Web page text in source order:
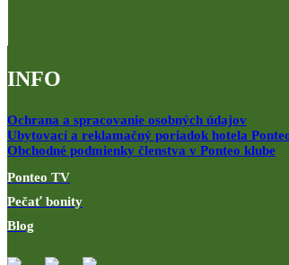
INFO
Ochrana a spracovanie osobných údajov
Ubytovací a reklamačný poriadok hotela
Obchodné podmienky členstva v Ponteo klube
Ponteo TV
Pečať bonity
Blog